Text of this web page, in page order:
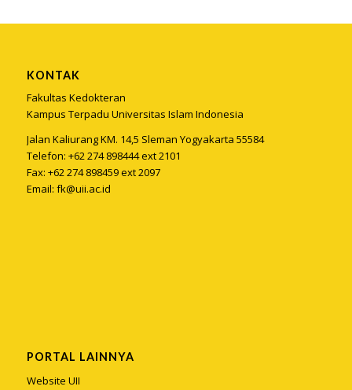
KONTAK
Fakultas Kedokteran
Kampus Terpadu Universitas Islam Indonesia
Jalan Kaliurang KM. 14,5 Sleman Yogyakarta 55584
Telefon: +62 274 898444 ext 2101
Fax: +62 274 898459 ext 2097
Email: fk@uii.ac.id
PORTAL LAINNYA
Website UII